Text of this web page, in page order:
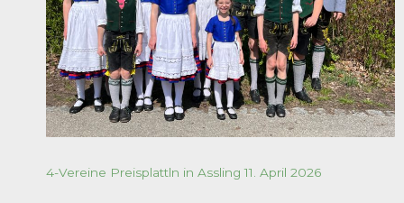
4-Vereine Preisplattln in Assling 11. April 2026